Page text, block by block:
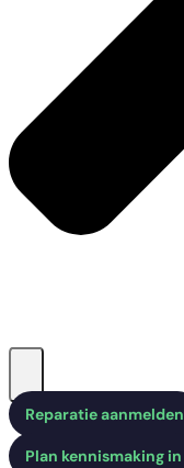
Reparatie aanmelden
Plan kennismaking in